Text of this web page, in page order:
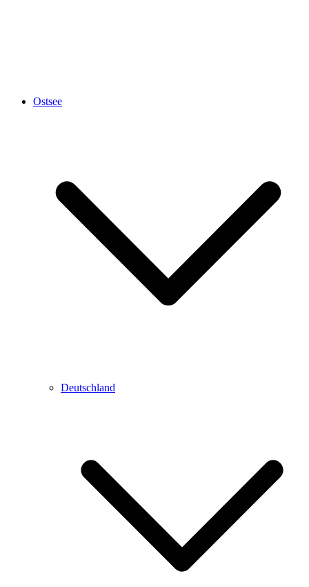
Ostsee
Deutschland